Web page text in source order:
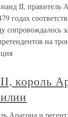
II, правитель
годах
сопровождалось
на
король
Арагона и